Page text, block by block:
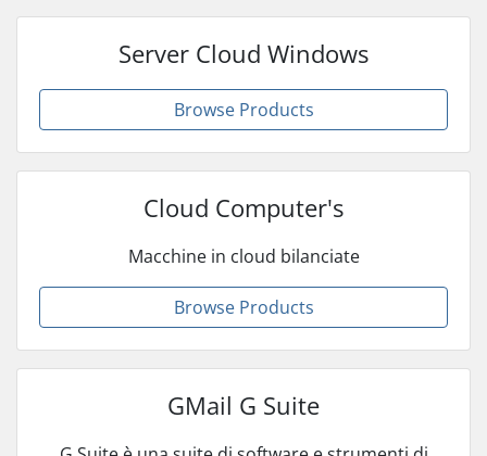
Server Cloud Windows
Browse Products
Cloud Computer's
Macchine in cloud bilanciate
Browse Products
GMail G Suite